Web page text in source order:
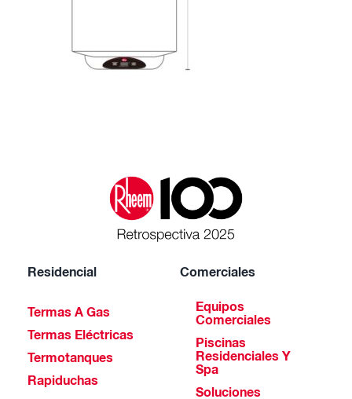
Residencial
Termas A Gas
Termas Eléctricas
Termotanques
Rapiduchas
Comerciales
Equipos
Comerciales
Piscinas
Residenciales Y
Spa
Soluciones